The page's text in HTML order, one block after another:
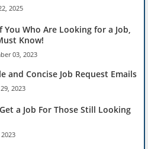
2025
You Who Are Looking for a Job,
Know!
03, 2023
and Concise Job Request Emails
2023
a Job For Those Still Looking